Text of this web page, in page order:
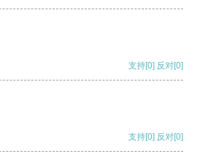
支持[0] 反对[0]
支持[0] 反对[0]